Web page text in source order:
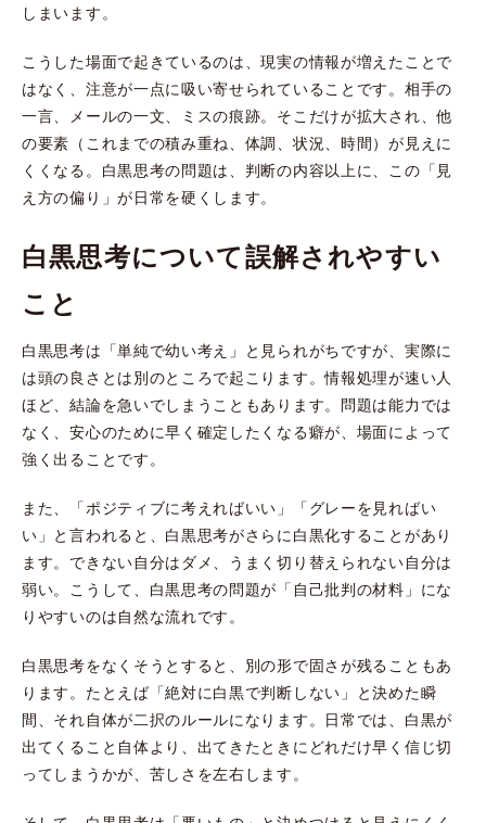
しまいます。
こうした場面で起きているのは、現実の情報が増えたことで
はなく、注意が一点に吸い寄せられていることです。相手の
一言、メールの一文、ミスの痕跡。そこだけが拡大され、他
の要素（これまでの積み重ね、体調、状況、時間）が見えに
くくなる。白黒思考の問題は、判断の内容以上に、この「見
え方の偏り」が日常を硬くします。
白黒思考について誤解されやすい
こと
白黒思考は「単純で幼い考え」と見られがちですが、実際に
は頭の良さとは別のところで起こります。情報処理が速い人
ほど、結論を急いでしまうこともあります。問題は能力では
なく、安心のために早く確定したくなる癖が、場面によって
強く出ることです。
また、「ポジティブに考えればいい」「グレーを見ればい
い」と言われると、白黒思考がさらに白黒化することがあり
ます。できない自分はダメ、うまく切り替えられない自分は
弱い。こうして、白黒思考の問題が「自己批判の材料」にな
りやすいのは自然な流れです。
白黒思考をなくそうとすると、別の形で固さが残ることもあ
ります。たとえば「絶対に白黒で判断しない」と決めた瞬
間、それ自体が二択のルールになります。日常では、白黒が
出てくること自体より、出てきたときにどれだけ早く信じ切
ってしまうかが、苦しさを左右します。